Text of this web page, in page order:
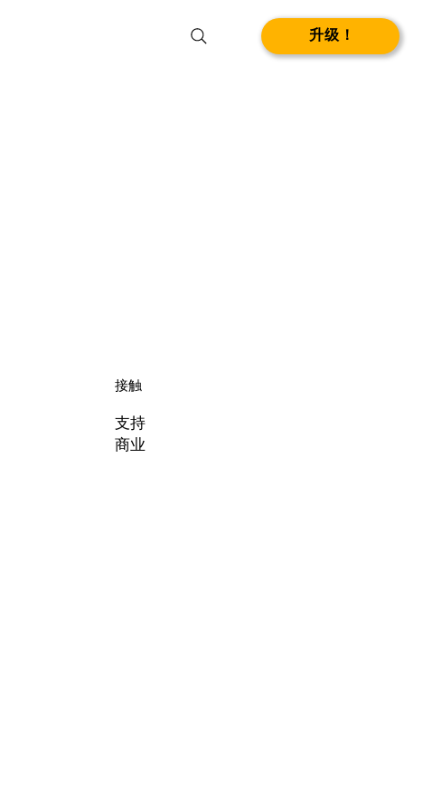
升级！
接触
支持
商业